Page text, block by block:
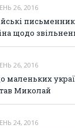
26, 2016
щодо
26, 2016
маленьких
Миколай
24, 2016